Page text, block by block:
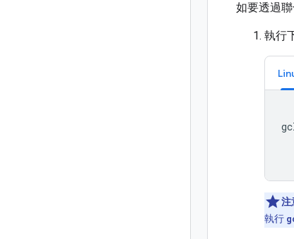
如要透過
執行
注
執行